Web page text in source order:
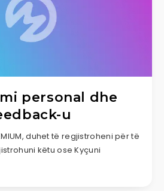
personal dhe
u
duhet të regjistroheni për të
këtu ose Kyçuni